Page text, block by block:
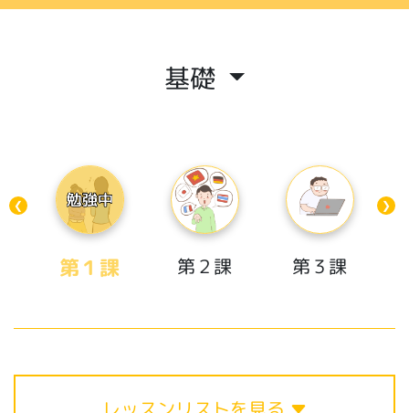
基礎
❮ ❯
第１課 第２課 第３課